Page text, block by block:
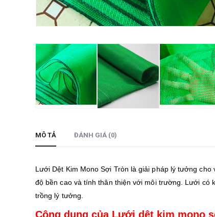
MÔ TẢ ĐÁNH GIÁ (0)
Lưới Dệt Kim Mono Sợi Tròn là giải pháp lý tưởng
độ bền cao và tính thân thiện với môi trường. Lưới có
trồng lý tưởng.
Công dụng của Lưới dệt kim mono